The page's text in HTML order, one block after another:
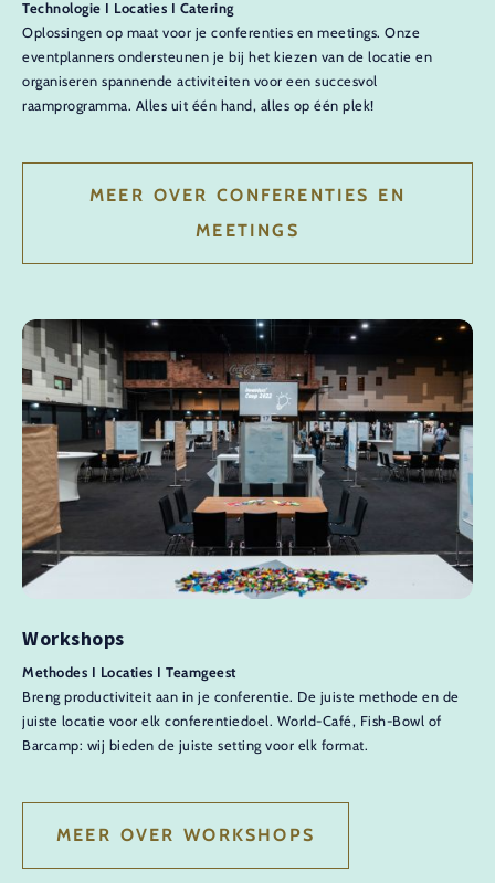
Technologie I Locaties I Catering
Oplossingen op maat voor je conferenties en meetings. Onze
eventplanners ondersteunen je bij het kiezen van de locatie en
organiseren spannende activiteiten voor een succesvol
raamprogramma. Alles uit één hand, alles op één plek!
MEER OVER CONFERENTIES EN
MEETINGS
Workshops
Methodes I Locaties I Teamgeest
Breng productiviteit aan in je conferentie. De juiste methode en de
juiste locatie voor elk conferentiedoel. World-Café, Fish-Bowl of
Barcamp: wij bieden de juiste setting voor elk format.
MEER OVER WORKSHOPS